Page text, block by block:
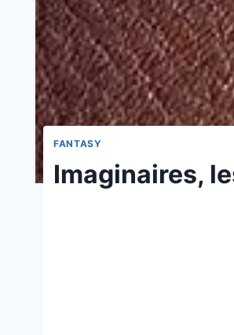
FANTASY
Imaginaires,